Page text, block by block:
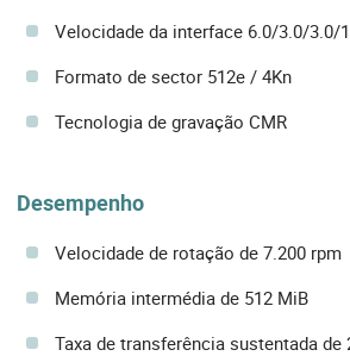
Velocidade da interface 6.0/3.0/3.0/
Formato de sector 512e / 4Kn
Tecnologia de gravação CMR
Desempenho
Velocidade de rotação de 7.200 rpm
Memória intermédia de 512 MiB
Taxa de transferência sustentada